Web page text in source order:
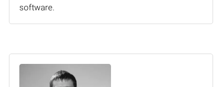
software.